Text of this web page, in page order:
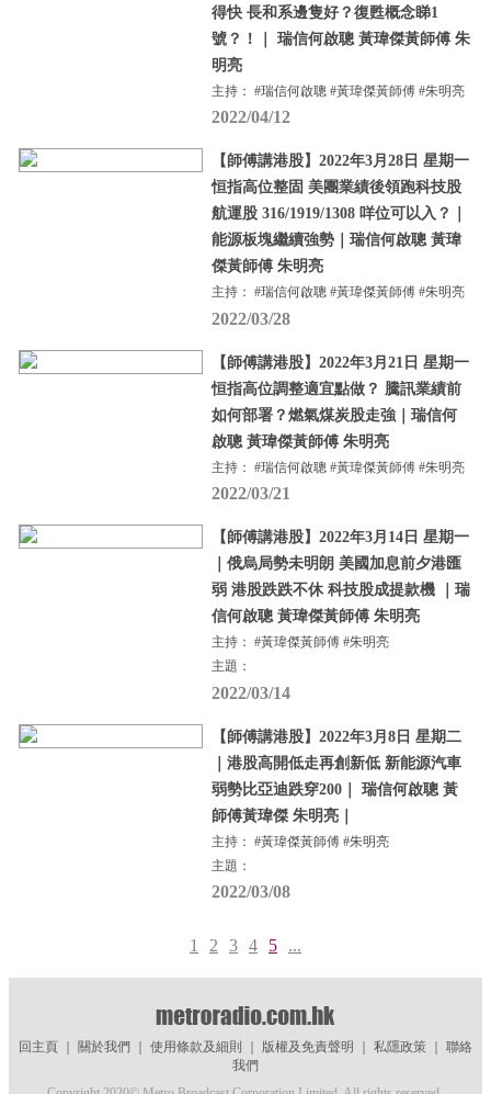
得快 長和系邊隻好？復甦概念睇1
號？！｜ 瑞信何啟聰 黃瑋傑黃師傅 朱
明亮
主持： #瑞信何啟聰 #黃瑋傑黃師傅 #朱明亮
2022/04/12
【師傅講港股】2022年3月28日 星期一
恒指高位整固 美團業績後領跑科技股
航運股 316/1919/1308 咩位可以入？｜
能源板塊繼續強勢｜瑞信何啟聰 黃瑋
傑黃師傅 朱明亮
主持： #瑞信何啟聰 #黃瑋傑黃師傅 #朱明亮
2022/03/28
【師傅講港股】2022年3月21日 星期一
恒指高位調整適宜點做？ 騰訊業績前
如何部署？燃氣煤炭股走強｜瑞信何
啟聰 黃瑋傑黃師傅 朱明亮
主持： #瑞信何啟聰 #黃瑋傑黃師傅 #朱明亮
2022/03/21
【師傅講港股】2022年3月14日 星期一
｜俄烏局勢未明朗 美國加息前夕港匯
弱 港股跌跌不休 科技股成提款機 ｜瑞
信何啟聰 黃瑋傑黃師傅 朱明亮
主持： #黃瑋傑黃師傅 #朱明亮
主題：
2022/03/14
【師傅講港股】2022年3月8日 星期二
｜港股高開低走再創新低 新能源汽車
弱勢比亞迪跌穿200｜ 瑞信何啟聰 黃
師傅黃瑋傑 朱明亮｜
主持： #黃瑋傑黃師傅 #朱明亮
主題：
2022/03/08
1 2 3 4 5 ...
回主頁｜ 關於我們 使用條款及細則 版權及免責聲明 私隱政策｜ 聯絡
我們